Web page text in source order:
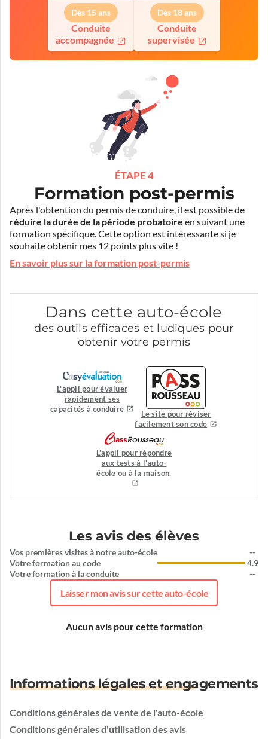
Dès 15 ans
Conduite
accompagnée
Dès 18 ans
Conduite
supervisée
ÉTAPE 4
Formation post-permis
Après l'obtention du permis de conduire, il est possible de
réduire la durée de la période probatoire en suivant une
formation spécifique. Cette option est intéressante si je
souhaite obtenir mes 12 points plus vite !
En savoir plus sur la formation post-permis
Dans cette auto-école
des outils efficaces et ludiques pour
obtenir votre permis
L'appli pour évaluer
rapidement ses
capacités à conduire
Le site pour réviser
facilement son code
L'appli pour répondre
aux tests à l'auto-
école ou à la maison.
Les avis des élèves
Vos premières visites à notre auto-école
Votre formation au code
Votre formation à la conduite
--
4.9
--
Laisser mon avis sur cette auto-école
Aucun avis pour cette formation
Informations légales et engagements
Conditions générales de vente de l'auto-école
Conditions générales d'utilisation des avis